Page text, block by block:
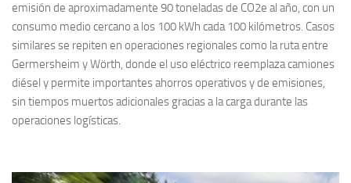
emisión de aproximadamente 90 toneladas de CO2e al año, con un
consumo medio cercano a los 100 kWh cada 100 kilómetros. Casos
similares se repiten en operaciones regionales como la ruta entre
Germersheim y Wörth, donde el uso eléctrico reemplaza camiones
diésel y permite importantes ahorros operativos y de emisiones,
sin tiempos muertos adicionales gracias a la carga durante las
operaciones logísticas.